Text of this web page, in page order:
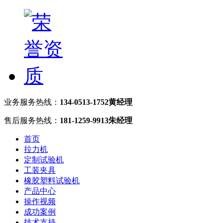
业务服务热线： 134-0513-1752黄经理
售后服务热线： 181-1259-9913朱经理
首页
拉力机
定制试验机
工装夹具
橡胶塑料试验机
产品中心
操作视频
成功案例